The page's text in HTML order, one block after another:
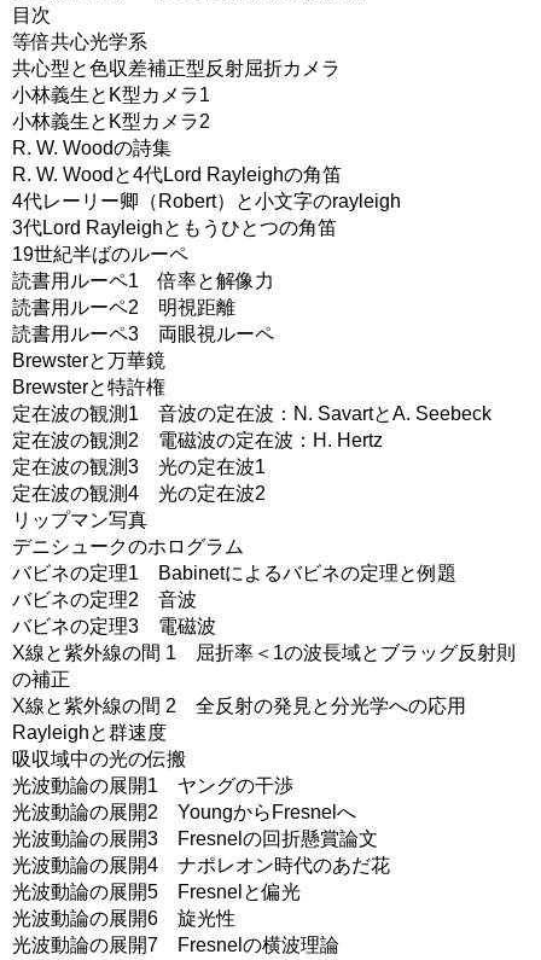
目次
等倍共心光学系
共心型と色収差補正型反射屈折カメラ
小林義生とK型カメラ1
小林義生とK型カメラ2
R. W. Woodの詩集
R. W. Woodと4代Lord Rayleighの角笛
4代レーリー卿（Robert）と小文字のrayleigh
3代Lord Rayleighともうひとつの角笛
19世紀半ばのルーペ
読書用ルーペ1 倍率と解像力
読書用ルーペ2 明視距離
読書用ルーペ3 両眼視ルーペ
Brewsterと万華鏡
Brewsterと特許権
定在波の観測1 音波の定在波：N. SavartとA. Seebeck
定在波の観測2 電磁波の定在波：H. Hertz
定在波の観測3 光の定在波1
定在波の観測4 光の定在波2
リップマン写真
デニシュークのホログラム
バビネの定理1 Babinetによるバビネの定理と例題
バビネの定理2 音波
バビネの定理3 電磁波
X線と紫外線の間 1 屈折率＜1の波長域とブラッグ反射則
の補正
X線と紫外線の間 2 全反射の発見と分光学への応用
Rayleighと群速度
吸収域中の光の伝搬
光波動論の展開1 ヤングの干渉
光波動論の展開2 YoungからFresnelへ
光波動論の展開3 Fresnelの回折懸賞論文
光波動論の展開4 ナポレオン時代のあだ花
光波動論の展開5 Fresnelと偏光
光波動論の展開6 旋光性
光波動論の展開7 Fresnelの横波理論